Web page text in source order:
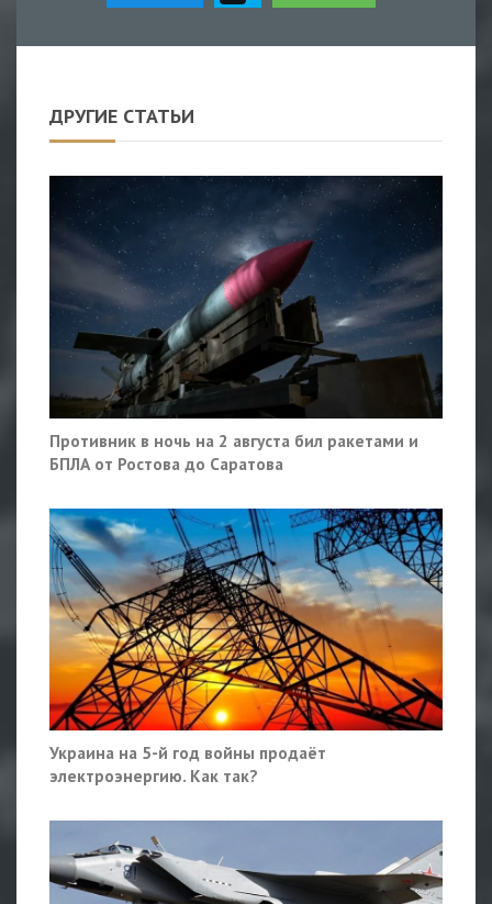
ДРУГИЕ СТАТЬИ
Противник в ночь на 2 августа бил ракетами и
БПЛА от Ростова до Саратова
Украина на 5-й год войны продаёт
электроэнергию. Как так?